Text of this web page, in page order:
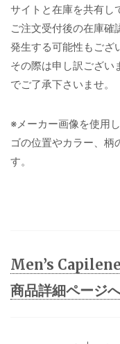
サイトと在庫を共有し
ご注文受付後の在庫確
発生する可能性もござ
その際は申し訳ござい
でご了承下さいませ。
※メーカー画像を使用
ゴの位置やカラー、柄
す。
Men’s
商品詳細ページ